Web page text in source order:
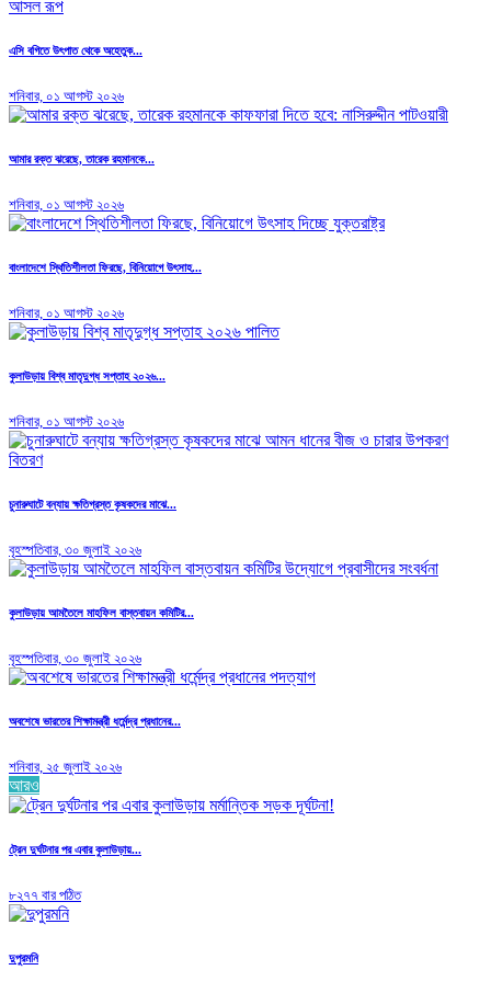
এসি বগিতে উৎপাত থেকে অহেতুক...
শনিবার, ০১ আগস্ট ২০২৬
আমার রক্ত ঝরেছে, তারেক রহমানকে...
শনিবার, ০১ আগস্ট ২০২৬
বাংলাদেশে স্থিতিশীলতা ফিরছে, বিনিয়োগে উৎসাহ...
শনিবার, ০১ আগস্ট ২০২৬
কুলাউড়ায় বিশ্ব মাতৃদুগ্ধ সপ্তাহ ২০২৬...
শনিবার, ০১ আগস্ট ২০২৬
চুনারুঘাটে বন্যায় ক্ষতিগ্রস্ত কৃষকদের মাঝে...
বৃহস্পতিবার, ৩০ জুলাই ২০২৬
কুলাউড়ায় আমতৈলে মাহফিল বাস্তবায়ন কমিটির...
বৃহস্পতিবার, ৩০ জুলাই ২০২৬
অবশেষে ভারতের শিক্ষামন্ত্রী ধর্মেন্দ্র প্রধানের...
শনিবার, ২৫ জুলাই ২০২৬
আরও
ট্রেন দুর্ঘটনার পর এবার কুলাউড়ায়...
৮২৭৭ বার পঠিত
দুপুরমনি